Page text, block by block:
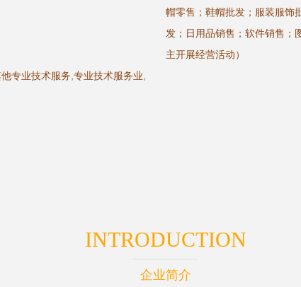
专业技术服务,专业技术服务业,
帽零售；鞋帽批发；服装服饰
发；日用品销售；软件销售；
主开展经营活动）
INTRODUCTION
企业简介